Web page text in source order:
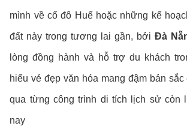
mình về cố đô Huế hoặc những kế
đất này trong tương lai gần, bởiĐà
lòng đồng hành và hỗ trợ du khách
hiểu vẻ đẹp văn hóa mang đậm bản
qua từng công trình di tích lịch sử còn
nay